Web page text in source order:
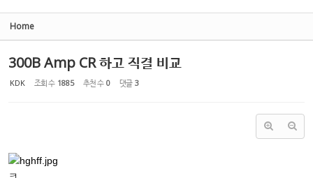
Home
300B Amp CR 하고 직결 비교
KDK 조회 수 1885 추천 수 0 댓글 3